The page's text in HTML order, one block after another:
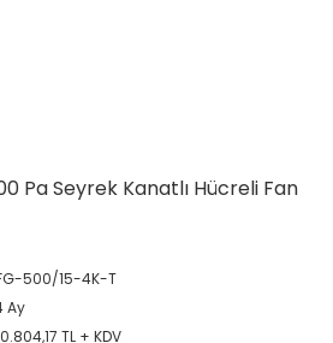
Pa Seyrek Kanatlı Hücreli Fan
500/15-4K-T
Ay
TL + KDV